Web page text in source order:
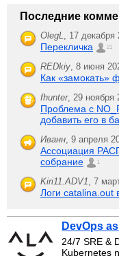
Последние
OlegL, 17
Перекличка 21
REDkiy, 8 июня
Как «замокать»
fhunter, 29 ноября
Проблема с
добавить его в
Иванн, 9 апреля
Ассоциация
собрание
1
Kiri11.ADV1, 7
Логи catalina.out
DevOps
24/7 SRE &
Kubernetes